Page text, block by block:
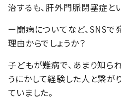
治するも、肝外門脈閉塞症と
ー闘病についてなど、SNSで
理由からでしょうか？
子どもが難病で、あまり知ら
うにかして経験した人と繋が
ていました。